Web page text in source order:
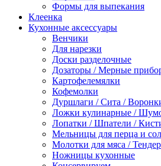
Формы для выпекания
Клеенка
Кухонные аксессуары
Венчики
Для нарезки
Доски разделочные
Дозаторы / Мерные
Картофелемялки
Кофемолки
Дуршлаги / Сита /
Ложки кулинарные /
Лопатки / Шпатели /
Мельницы для перца и
Молотки для мяса /
Ножницы кухонные